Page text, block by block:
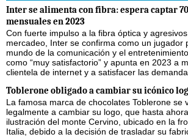
Inter se alimenta con fibra: espera captar
mensuales en 2023
Con fuerte impulso a la fibra óptica y
mercadeo, Inter se confirma como un jugador
mundo de la comunicación y el
como “muy satisfactorio” y apunta en 2023 a
clientela de internet y a satisfacer las
Toblerone obligado a cambiar su icónico
La famosa marca de chocolates Toblerone se
legalmente a cambiar su logo, que hasta
ilustración del monte Cervino, ubicado en la
Italia, debido a la decisión de trasladar su